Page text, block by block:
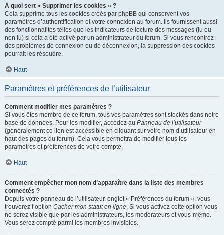
À quoi sert « Supprimer les cookies » ?
Cela supprime tous les cookies créés par phpBB qui conservent vos
paramètres d’authentification et votre connexion au forum. Ils fournissent aussi
des fonctionnalités telles que les indicateurs de lecture des messages (lu ou
non lu) si cela a été activé par un administrateur du forum. Si vous rencontrez
des problèmes de connexion ou de déconnexion, la suppression des cookies
pourrait les résoudre.
Haut
Paramètres et préférences de l’utilisateur
Comment modifier mes paramètres ?
Si vous êtes membre de ce forum, tous vos paramètres sont stockés dans notre
base de données. Pour les modifier, accédez au Panneau de l’utilisateur
(généralement ce lien est accessible en cliquant sur votre nom d’utilisateur en
haut des pages du forum). Cela vous permettra de modifier tous les
paramètres et préférences de votre compte.
Haut
Comment empêcher mon nom d’apparaître dans la liste des membres
connectés ?
Depuis votre panneau de l’utilisateur, onglet « Préférences du forum », vous
trouverez l’option Cacher mon statut en ligne. Si vous activez cette option vous
ne serez visible que par les administrateurs, les modérateurs et vous-même.
Vous serez compté parmi les membres invisibles.